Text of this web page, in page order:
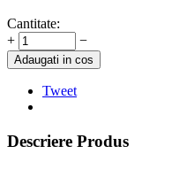
Cantitate:
+
−
Adaugati in cos
Tweet
Descriere Produs